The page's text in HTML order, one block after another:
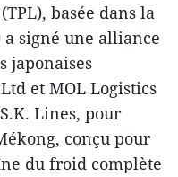
basée dans la
signé une alliance
japonaises
et MOL Logistics
Lines, pour
conçu pour
du froid complète